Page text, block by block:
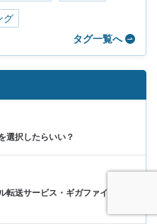
グ
タグ一覧へ
選択したらいい？
送サービス・ギガファイル便の